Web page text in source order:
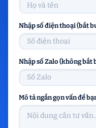
Nhập số điện thoại (bắt
Nhập số Zalo (không bắt
Mô tả ngắn gọn vấn đề